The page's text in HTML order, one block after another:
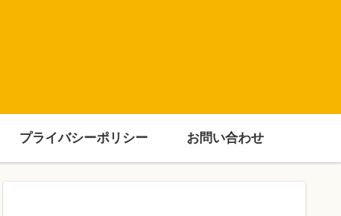
プライバシーポリシー お問い合わせ